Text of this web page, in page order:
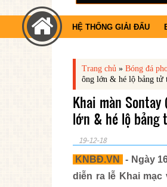
HỆ THỐNG GIẢI ĐẤU
Trang chủ » Bóng đá
ông lớn & hé lộ bảng tử
Khai màn Sontay Championship 2018-2019: Chiến thắng thuyết phục của các ông
lớn & hé lộ bảng
19-12-18
KNBĐ.VN
- Ngày
diễn ra lễ Khai mạc